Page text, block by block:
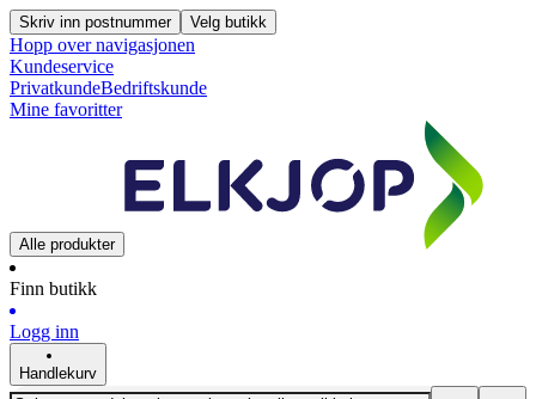
Skriv inn postnummer Velg butikk
Hopp over navigasjonen
Kundeservice
PrivatkundeBedriftskunde
Mine favoritter
Alle produkter
Finn butikk
Logg inn
Handlekurv